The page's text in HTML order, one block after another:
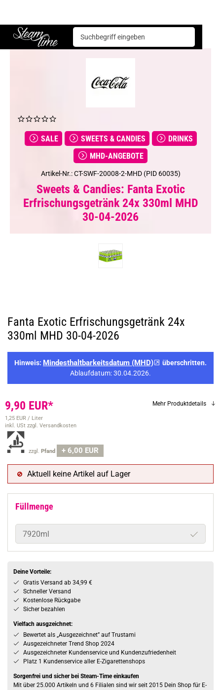
Steam time
Sweets & Candies Drinks
SALE SWEETS & CANDIES
DRINKS
MHD-ANGEBOTE
Artikel-Nr.: CT-SWF-20008-2-MHD (PID 60035)
Sweets & Candies: Fanta Exotic
Erfrischungsgetränk 24x 330ml MHD
30-04-2026
Fanta Exotic Erfrischungsgetränk 24x
330ml MHD 30-04-2026
Hinweis: Mindesthaltbarkeitsdatum (MHD)
überschritten.
Ablaufdatum: 30.04.2026.
9,90 EUR*
1,25 EUR / Liter
inkl. USt zzgl. Versandkosten
zzgl. Pfand + 6,00 EUR
Mehr Produktdetails
Aktuell keine Artikel auf Lager
Füllmenge
7920ml
Deine Vorteile:
Gratis Versand ab 34,99 €
Schneller Versand
Kostenlose Rückgabe
Sicher bezahlen
Vielfach ausgzeichnet:
Bewertet als „Ausgezeichnet” auf Trustami
Ausgezeichneter Trend Shop 2024
Ausgezeichneter Kundenservice und Kundenzufriedenheit
Platz 1 Kundenservice aller E-Zigarettenshops
Sorgenfrei und sicher bei Steam-Time einkaufen
Mit über 25.000 Artikeln und 6 Filialen sind wir seit 2015 Dein Shop für E-